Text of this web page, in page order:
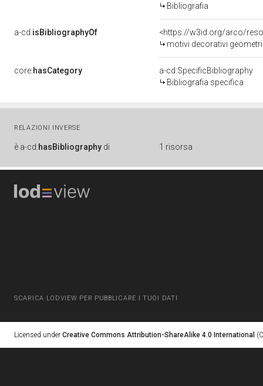
Bibliografia
a-cd:isBibliographyOf
<https://w3id.org/arco/
motivi decorativi
core:hasCategory
a-cd:SpecificBibliography
Bibliografia specifica
RELAZIONI INVERSE
è a-cd:hasBibliography di 1 risorsa
SCARICA LODVIEW PER PUBBLICARE I TUOI DATI
Licensed under Creative Commons Attribution-ShareAlike 4.0 International